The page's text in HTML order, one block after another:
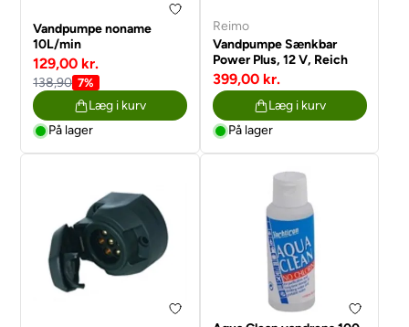
Vandpumpe noname
10L/min
129,00 kr.
138,90 7%
Læg i kurv
På lager
Reimo
Vandpumpe Sænkbar
Power Plus, 12 V, Reich
399,00 kr.
Læg i kurv
På lager